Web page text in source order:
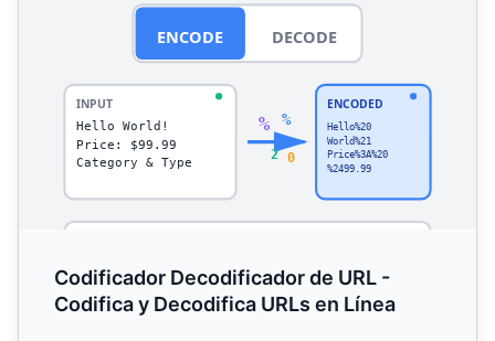
Codificador Decodificador de URL -
Codifica y Decodifica URLs en Línea